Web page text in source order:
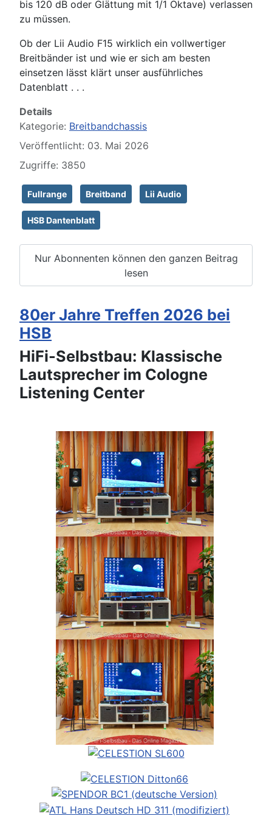
bis 120 dB oder Glättung mit 1/1 Oktave) verlassen
zu müssen.
Ob der Lii Audio F15 wirklich ein vollwertiger
Breitbänder ist und wie er sich am besten
einsetzen lässt klärt unser ausführliches
Datenblatt . . .
Details
Kategorie: Breitbandchassis
Veröffentlicht: 03. Mai 2026
Zugriffe: 3850
Fullrange Breitband Lii Audio
HSB Dantenblatt
Nur Abonnenten können den ganzen Beitrag
lesen
80er Jahre Treffen 2026 bei
HSB
HiFi-Selbstbau: Klassische
Lautsprecher im Cologne
Listening Center